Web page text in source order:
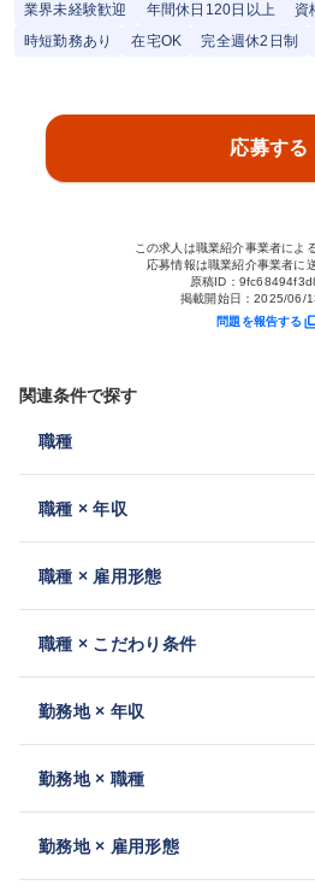
業界未経験歓迎 年間休日120日以上
資
時短勤務あり
在宅OK 完全週休2日制
応募する
この求人は職業紹介事業者によ
応募情報は職業紹介事業者に
原稿ID：
掲載開始日：2025/06/
問題を報告する
関連条件で探す
職種
職種 × 年収
職種 × 雇用形態
職種 × こだわり条件
勤務地 × 年収
勤務地 × 職種
勤務地 × 雇用形態